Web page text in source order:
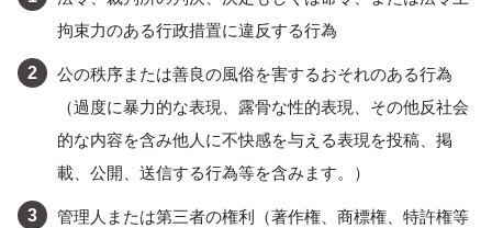
拘束力のある行政措置に違反する行為
公の秩序または善良の風俗を害するおそれのある行為
（過度に暴力的な表現、露骨な性的表現、その他反社会
的な内容を含み他人に不快感を与える表現を投稿、掲
載、公開、送信する行為等を含みます。）
管理人または第三者の権利（著作権、商標権、特許権等